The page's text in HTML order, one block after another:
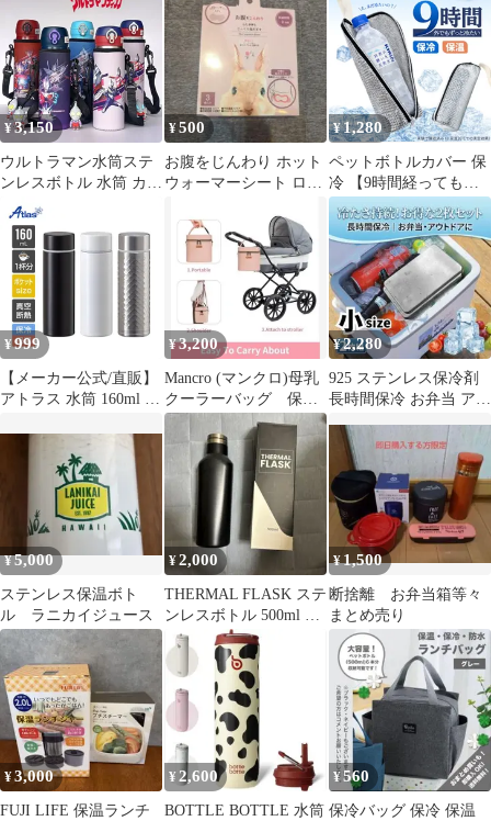
¥3,150
ウルトラマン水筒ステ
ンレスボトル 水筒 カバ
ー付き 真空断熱 飲み
口 保温保冷 500ml子供
用 男女兼用 ステンレス
可愛い 水筒 直飲み マ
グカップ 魔法瓶カップ
軽量 漏れ防止
¥500
お腹をじんわり ホット
ウォーマーシート ロー
¥1,280
ペットボトルカバー 保
冷 【9時間経っても氷
が残る】と【結露対
策】 ペットボトルホル
ダー ペットボトルケー
ス 保温 650mlまで適用
¥999
【メーカー公式/直販】
アトラス 水筒 160ml 保
ンレス 軽量 ミニサイズ
マグボトル スクリュー
ボトル 小さい 小型 持
ち運びやすい APB-160
¥3,200
Mancro (マンクロ)母乳
クーラーバッグ 保温
弁当箱 ランチバッグ
保冷
¥2,280
925 ステンレス保冷剤
長時間保冷 お弁当 アウ
ス 小
¥5,000
ステンレス保温ボト
ル ラニカイジュース
¥2,000
THERMAL FLASK ステ
ンレスボトル 500ml ブ
ラック
¥1,500
断捨離 お弁当箱等々
まとめ売り
¥3,000
FUJI LIFE 保温ランチ
¥2,600
BOTTLE BOTTLE 水筒
¥560
保冷バッグ 保冷 保温